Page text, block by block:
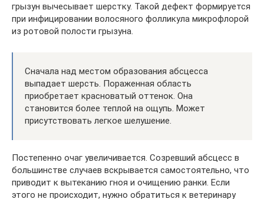
грызун вычесывает шерстку. Такой дефект формируется
при инфицировании волосяного фолликула микрофлорой
из ротовой полости грызуна.
Сначала над местом образования абсцесса
выпадает шерсть. Пораженная область
приобретает красноватый оттенок. Она
становится более теплой на ощупь. Может
присутствовать легкое шелушение.
Постепенно очаг увеличивается. Созревший абсцесс в
большинстве случаев вскрывается самостоятельно, что
приводит к вытеканию гноя и очищению ранки. Если
этого не происходит, нужно обратиться к ветеринару